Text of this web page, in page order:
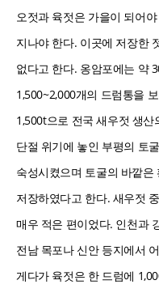
오젓과 육젓은 가을이 되어
지나야 한다. 이곳에 저장한
없다고 한다. 옹암포에는 약
1,500~2,000개의 드럼통을
1,500t으로 전국 새우젓 생
단절 위기에 놓인 부평의 토
숙성시켰으며 토굴의 바깥
저장하였다고 한다. 새우젓
매우 적은 편이었다. 인천과
전남 목포나 신안 등지에서
게다가 육젓은 한 드럼에